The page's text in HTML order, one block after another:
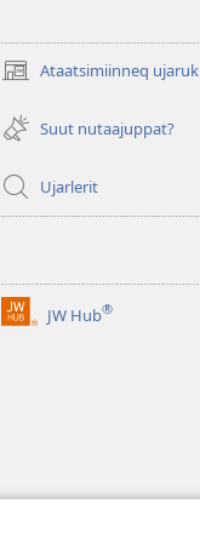
Ataatsimiinneq ujaruk
(opens
window)Suut nutaajuppat?
Ujarlerit
JW Hub®
(opens